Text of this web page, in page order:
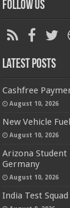
Follow Us
Latest Posts
Cashfree
August 10, 2026
New Vehicle
August 10, 2026
Arizona
Germany
August 10, 2026
India Test